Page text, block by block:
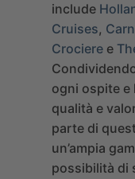
include
Cruises,
Crociere e
ogni ospite e
qualità e
parte di
un’ampia
possibilità di